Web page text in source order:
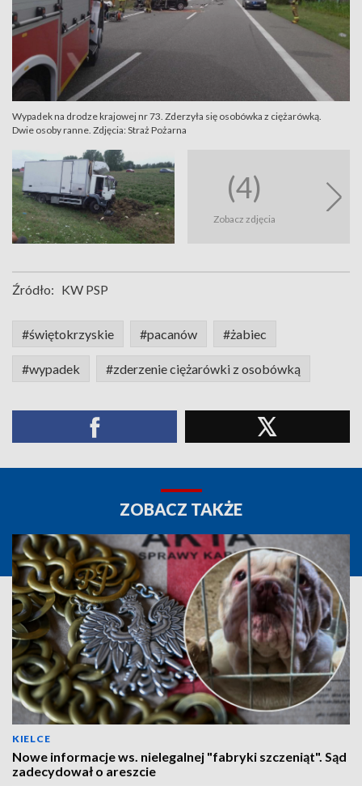
Wypadek na drodze krajowej nr 73. Zderzyła się osobówka z ciężarówką.
Dwie osoby ranne. Zdjęcia: Straż Pożarna
(4)
Zobacz zdjęcia
Źródło: KW PSP
#świętokrzyskie #pacanów #żabiec
#wypadek #zderzenie ciężarówki z osobówką
ZOBACZ TAKŻE
KIELCE
Nowe informacje ws. nielegalnej "fabryki szczeniąt". Sąd
zadecydował o areszcie